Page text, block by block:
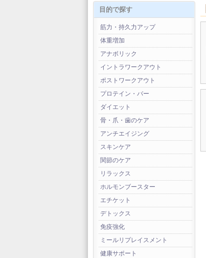
目的で探す
筋力・持久力アップ
体重増加
アナボリック
イントラワークアウト
ポストワークアウト
プロテイン・バー
ダイエット
骨・爪・歯のケア
アンチエイジング
スキンケア
関節のケア
リラックス
ホルモンブースター
エチケット
デトックス
免疫強化
ミールリプレイスメント
健康サポート